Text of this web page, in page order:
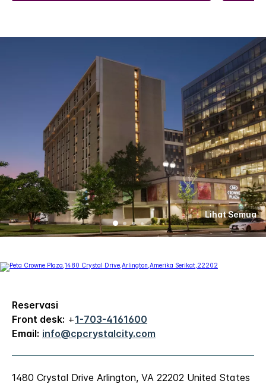
Lihat Semua
Reservasi
Front desk: +1-703-4161600
Email: info@cpcrystalcity.com
1480 Crystal Drive Arlington, VA 22202 United States